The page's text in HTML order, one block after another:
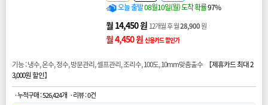
오늘 출발08월10일(월) 도착 확률97%
월 14,450 원 12개월 후 월28,900원
월 4,450 원 신용카드 할인가
기능 : 냉수, 온수, 정수, 방문관리, 셀프관리, 조리수, 100도, 10mm맞춤출수 【제휴카드 최대 2
3,000원 할인】
· 누적구매 : 526,424개 · 리뷰 : 0건